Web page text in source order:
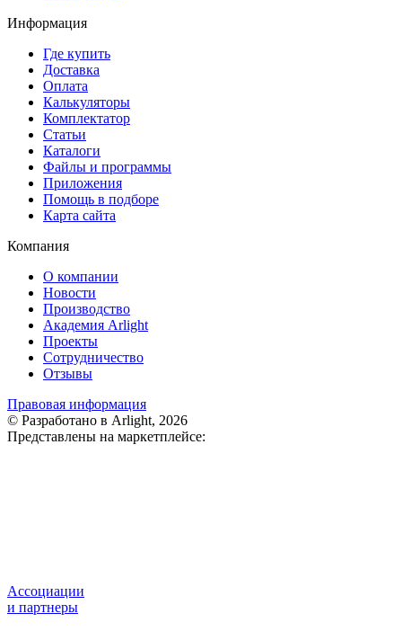
Информация
Где купить
Доставка
Оплата
Калькуляторы
Комплектатор
Статьи
Каталоги
Файлы и программы
Приложения
Помощь в подборе
Карта сайта
Компания
О компании
Новости
Производство
Академия Arlight
Проекты
Сотрудничество
Отзывы
Правовая информация
© Разработано в Arlight, 2026
Представлены на маркетплейсе:
Ассоциации
и партнеры